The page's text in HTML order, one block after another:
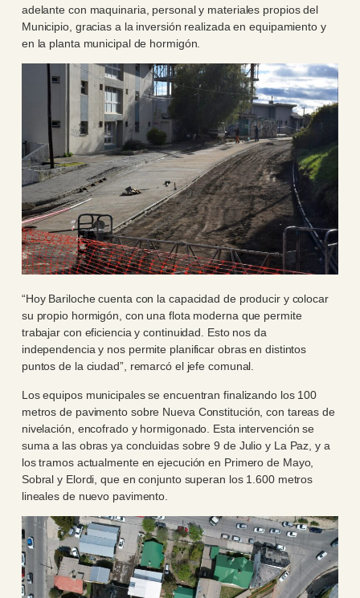
adelante con maquinaria, personal y materiales propios del
Municipio, gracias a la inversión realizada en equipamiento y
en la planta municipal de hormigón.
“Hoy Bariloche cuenta con la capacidad de producir y colocar
su propio hormigón, con una flota moderna que permite
trabajar con eficiencia y continuidad. Esto nos da
independencia y nos permite planificar obras en distintos
puntos de la ciudad”, remarcó el jefe comunal.
Los equipos municipales se encuentran finalizando los 100
metros de pavimento sobre Nueva Constitución, con tareas de
nivelación, encofrado y hormigonado. Esta intervención se
suma a las obras ya concluidas sobre 9 de Julio y La Paz, y a
los tramos actualmente en ejecución en Primero de Mayo,
Sobral y Elordi, que en conjunto superan los 1.600 metros
lineales de nuevo pavimento.